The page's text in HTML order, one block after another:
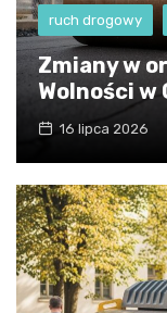
ruch drogowy
Zmiany w
Wolności w
16 lipca 2026